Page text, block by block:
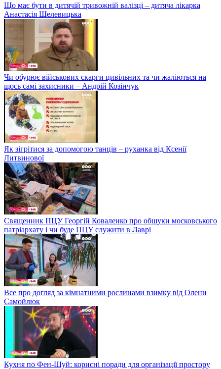
Що має бути в дитячій тривожній валізці – дитяча лікарка
Анастасія Шелевицька
Чи обурює військових скарги цивільних та чи жаліються на
щось самі захисники – Андрій Козінчук
Як зігрітися за допомогою танців – руханка від Ксенії
Литвинової
Священник ПЦУ Георгій Коваленко про обшуки московського
патріархату і чи буде ПЦУ служити в Лаврі
Все про догляд за кімнатними рослинами взимку від Олени
Самойлюк
Кухня по Фен-Шуй: корисні поради для організації простору